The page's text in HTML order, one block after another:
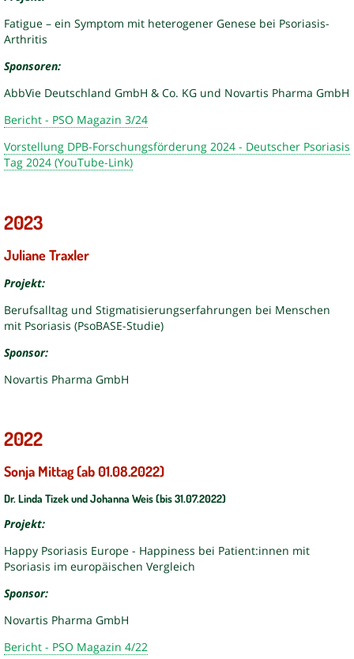
Fatigue – ein Symptom mit heterogener Genese bei Psoriasis-
Arthritis
Sponsoren:
AbbVie Deutschland GmbH & Co. KG und Novartis Pharma GmbH
Bericht - PSO Magazin 3/24
Vorstellung DPB-Forschungsförderung 2024 - Deutscher Psoriasis
Tag 2024 (YouTube-Link)
2023
Juliane Traxler
Projekt:
Berufsalltag und Stigmatisierungserfahrungen bei Menschen
mit Psoriasis (PsoBASE-Studie)
Sponsor:
Novartis Pharma GmbH
2022
Sonja Mittag (ab 01.08.2022)
Dr. Linda Tizek und Johanna Weis (bis 31.07.2022)
Projekt:
Happy Psoriasis Europe - Happiness bei Patient:innen mit
Psoriasis im europäischen Vergleich
Sponsor:
Novartis Pharma GmbH
Bericht - PSO Magazin 4/22